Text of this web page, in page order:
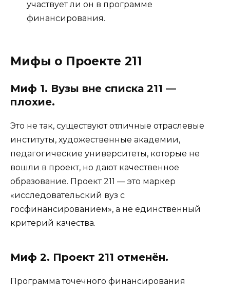
участвует ли он в программе
финансирования.
Мифы о Проекте 211
Миф 1. Вузы вне списка 211 —
плохие.
Это не так, существуют отличные отраслевые
институты, художественные академии,
педагогические университеты, которые не
вошли в проект, но дают качественное
образование. Проект 211 — это маркер
«исследовательский вуз с
госфинансированием», а не единственный
критерий качества.
Миф 2. Проект 211 отменён.
Программа точечного финансирования